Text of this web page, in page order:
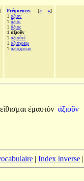
Fréquences [« »]
1 ἀξίαν
1 ἄξιοι
1 ἄξιος
1 ἀξιοῦν
1 ἀξιοῦτέ
1 ἀξιόχρεῳ
1 ἀξιόχρεων
εἴθισμαι ἐμαυτὸν ἀξιοῦν
| Index inverse |